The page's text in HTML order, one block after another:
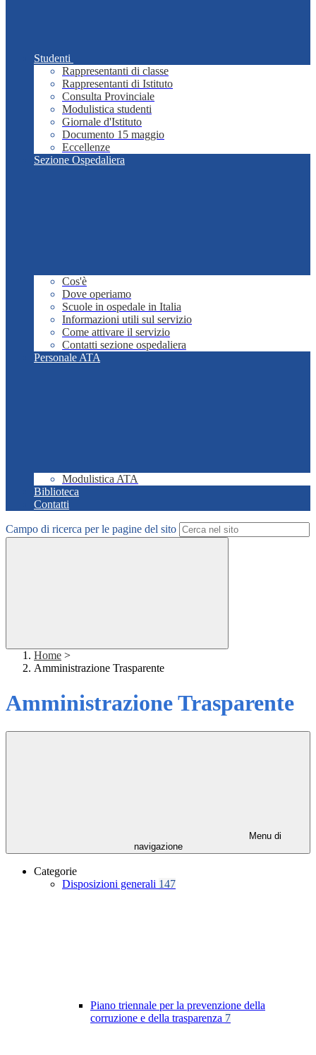
Studenti
Rappresentanti di classe
Rappresentanti di Istituto
Consulta Provinciale
Modulistica studenti
Giornale d'Istituto
Documento 15 maggio
Eccellenze
Sezione Ospedaliera
Cos'è
Dove operiamo
Scuole in ospedale in Italia
Informazioni utili sul servizio
Come attivare il servizio
Contatti sezione ospedaliera
Personale ATA
Modulistica ATA
Biblioteca
Contatti
Campo di ricerca per le pagine del sito
Home >
Amministrazione Trasparente
Amministrazione Trasparente
Menu di
navigazione
Categorie
Disposizioni generali 147
Piano triennale per la prevenzione della
corruzione e della trasparenza 7